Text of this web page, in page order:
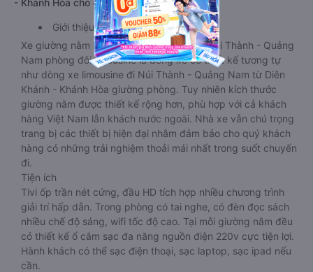
- Khánh Hòa cho các cặp đôi
Giới thiệu
Xe giường nằm Diên Khánh - Khánh Hòa Núi Thành - Quảng
Nam phòng đôi limousine là dòng xe có thiết kế tương tự
như dòng xe limousine đi Núi Thành - Quảng Nam từ Diên
Khánh - Khánh Hòa giường phòng. Tuy nhiên kích thước
giường nằm được thiết kế rộng hơn, phù hợp với cả khách
hàng Việt Nam lẫn khách nước ngoài. Nhà xe vẫn chú trọng
trang bị các thiết bị hiện đại nhằm đảm bảo cho quý khách
hàng có những trải nghiệm thoải mái nhất trong suốt chuyến
đi.
Tiện ích
Tivi ốp trần nét cứng, đầu HD tích hợp nhiều chương trình
giải trí hấp dẫn. Trong phòng có tai nghe, có đèn đọc sách
nhiều chế độ sáng, wifi tốc độ cao. Tại mỗi giường nằm đều
có thiết kế ổ cắm sạc đa năng nguồn điện 220v cực tiện lợi.
Hành khách có thể sạc điện thoại, sạc laptop, sạc ipad nếu
cần.